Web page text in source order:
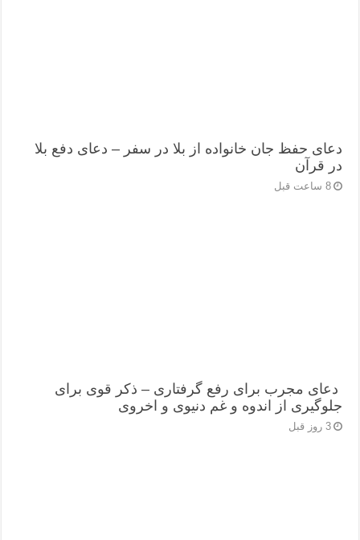
دعای حفظ جان خانواده از بلا در سفر – دعای دفع بلا
در قرآن
8 ساعت قبل
دعای مجرب برای رفع گرفتاری – ذکر قوی برای
جلوگیری از اندوه و غم دنیوی و اخروی
3 روز قبل